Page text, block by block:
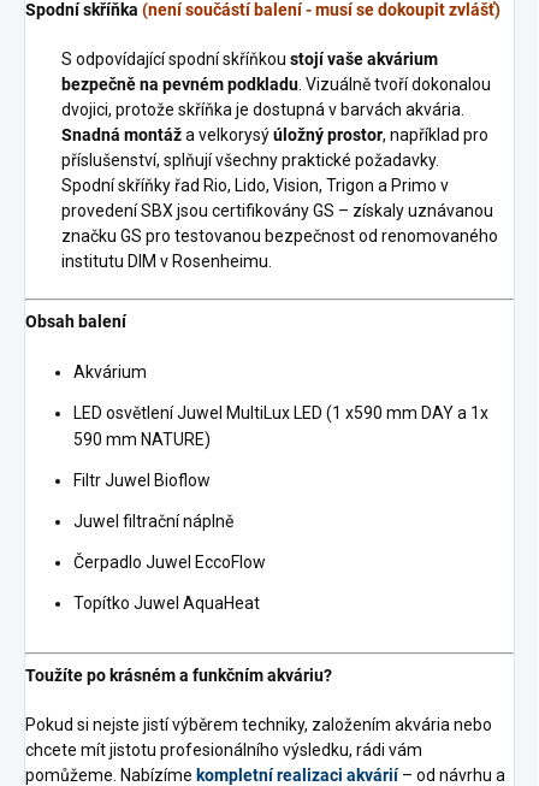
Spodní skříňka (není součástí balení - musí se dokoupit zvlášť)
S odpovídající spodní skříňkou stojí vaše akvárium
bezpečně na pevném podkladu . Vizuálně tvoří dokonalou
dvojici, protože skříňka je dostupná v barvách akvária.
Snadná montáža velkorysýúložný prostor, například pro
příslušenství, splňují všechny praktické požadavky.
Spodní skříňky řad Rio, Lido, Vision, Trigon a Primo v
provedení SBX jsou certifikovány GS – získaly uznávanou
značku GS pro testovanou bezpečnost od renomovaného
institutu DIM v Rosenheimu.
Obsah balení
Akvárium
LED osvětlení Juwel MultiLux LED (1 x590 mm DAY a 1x
590 mm NATURE)
Filtr Juwel Bioflow
Juwel filtrační náplně
Čerpadlo Juwel EccoFlow
Topítko Juwel AquaHeat
Toužíte po krásném a funkčním akváriu?
Pokud si nejste jistí výběrem techniky, založením akvária nebo
chcete mít jistotu profesionálního výsledku, rádi vám
pomůžeme. Nabízíme kompletní realizaci akvárií– od návrhu a